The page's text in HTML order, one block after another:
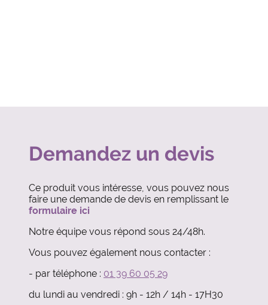
Demandez un devis
Ce produit vous intéresse, vous pouvez nous
faire une demande de devis en remplissant le
formulaire ici
Notre équipe vous répond sous 24/48h.
Vous pouvez également nous contacter :
- par téléphone : 01 39 60 05 29
du lundi au vendredi : 9h - 12h / 14h - 17H30